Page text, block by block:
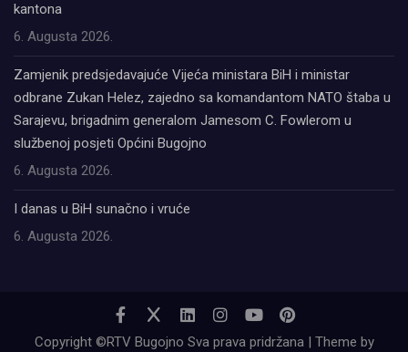
kantona
6. Augusta 2026.
Zamjenik predsjedavajuće Vijeća ministara BiH i ministar
odbrane Zukan Helez, zajedno sa komandantom NATO štaba u
Sarajevu, brigadnim generalom Jamesom C. Fowlerom u
službenoj posjeti Općini Bugojno
6. Augusta 2026.
I danas u BiH sunačno i vruće
6. Augusta 2026.
Copyright ©RTV Bugojno Sva prava pridržana | Theme by